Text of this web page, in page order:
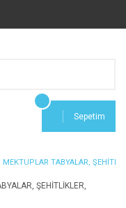
Sepetim
TABYALAR,